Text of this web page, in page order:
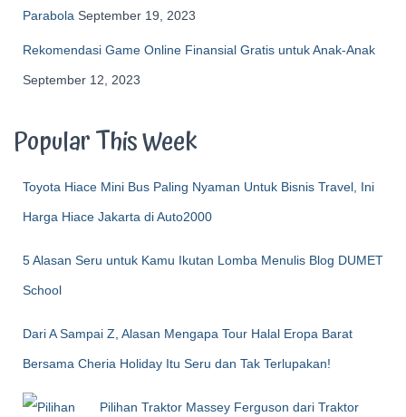
Parabola September 19, 2023
Rekomendasi Game Online Finansial Gratis untuk Anak-Anak
September 12, 2023
Popular This Week
Toyota Hiace Mini Bus Paling Nyaman Untuk Bisnis Travel, Ini
Harga Hiace Jakarta di Auto2000
5 Alasan Seru untuk Kamu Ikutan Lomba Menulis Blog DUMET
School
Dari A Sampai Z, Alasan Mengapa Tour Halal Eropa Barat
Bersama Cheria Holiday Itu Seru dan Tak Terlupakan!
Pilihan Traktor Massey Ferguson dari Traktor